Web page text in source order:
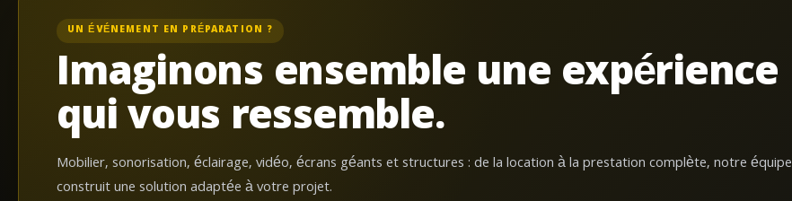
UN ÉVÉNEMENT EN PRÉPARATION ?
Imaginons ensemble une expérience
qui vous ressemble.
Mobilier, sonorisation, éclairage, vidéo, écrans géants et structures : de la location à la prestation complète, notre équipe
construit une solution adaptée à votre projet.